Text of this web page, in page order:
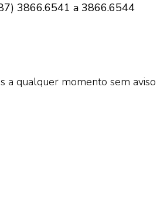
3866.6541 a 3866.6544
a qualquer momento sem aviso